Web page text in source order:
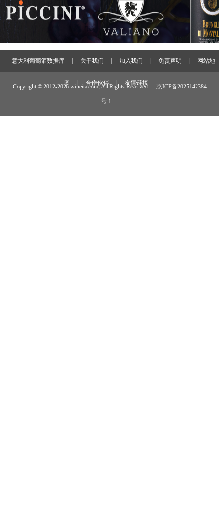
意大利葡萄酒数据库 关于我们 加入我们 免责声明 网站地
图 合作伙伴 友情链接
Copyright © 2012-2026 wineita.com, All Rights Reserved. 京ICP备2025142384
号-1